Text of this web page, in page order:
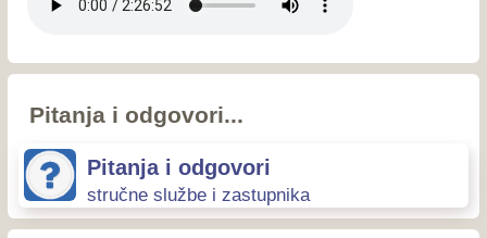
Pitanja i odgovori...
Pitanja i odgovori
stručne službe i zastupnika